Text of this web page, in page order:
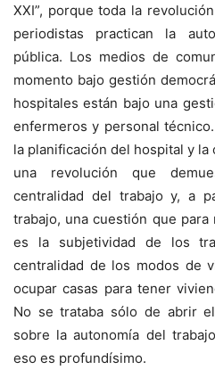
XXI”, porque toda la
periodistas practican la
pública. Los medios de
momento bajo gestión
hospitales están bajo una
enfermeros y personal
la planificación del hospital y la
una revolución que
centralidad del trabajo y, a
trabajo, una cuestión que
es la subjetividad de los
centralidad de los modos de
ocupar casas para tener
No se trataba sólo de abrir
sobre la autonomía del
eso es profundísimo.